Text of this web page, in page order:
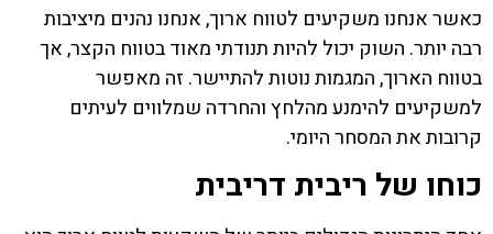
כאשר אנחנו משקיעים לטווח ארוך, אנחנו נהנים מיציבות
רבה יותר. השוק יכול להיות תנודתי מאוד בטווח הקצר, אך
בטווח הארוך, המגמות נוטות להתיישר. זה מאפשר
למשקיעים להימנע מהלחץ והחרדה שמלווים לעיתים
קרובות את המסחר היומי.
כוחו של ריבית דריבית